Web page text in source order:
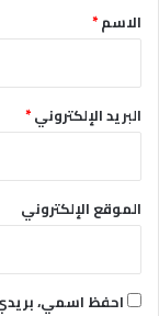
*الاسم*
البريد الإلكتروني*
الموقع الإلكتروني
احفظ اسمي، بريدي